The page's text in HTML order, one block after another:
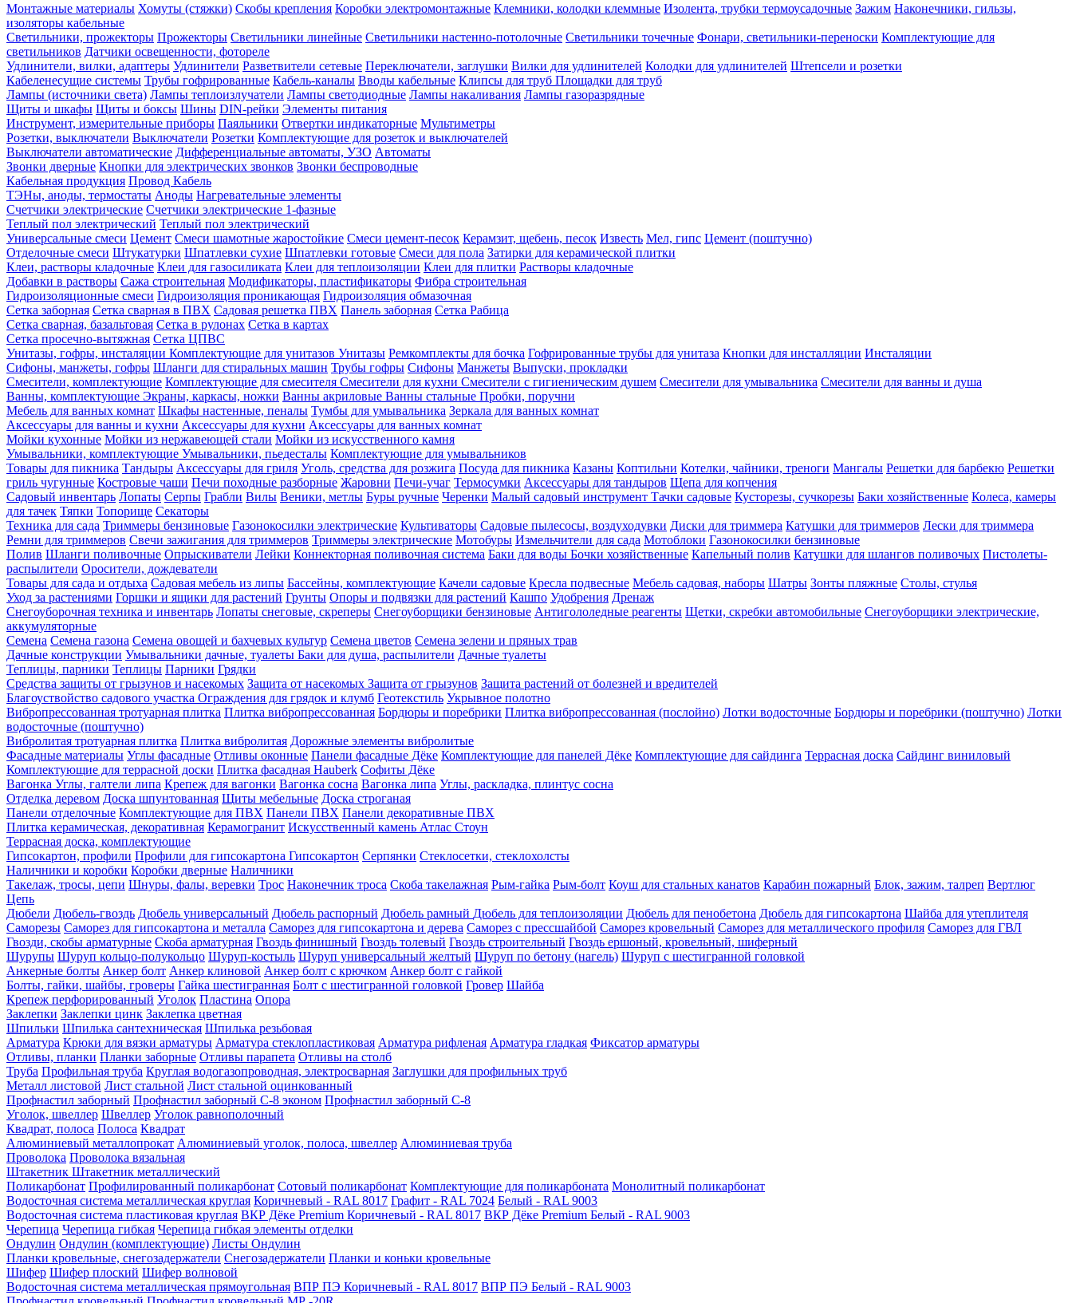
Монтажные материалы Хомуты (стяжки) Скобы крепления Коробки электромонтажные Клемники, колодки клеммные Изолента, трубки термоусадочные Зажим Наконечники, гильзы,
изоляторы кабельные
Светильники, прожекторы Прожекторы Светильники линейные Светильники настенно-потолочные Светильники точечные Фонари, светильники-переноски Комплектующие для
светильников Датчики освещенности, фотореле
Удлинители, вилки, адаптеры Удлинители Разветвители сетевые Переключатели, заглушки Вилки для удлинителей Колодки для удлинителей Штепсели и розетки
Кабеленесущие системы Трубы гофрированные Кабель-каналы Вводы кабельные Клипсы для труб Площадки для труб
Лампы (источники света) Лампы теплоизлучатели Лампы светодиодные Лампы накаливания Лампы газоразрядные
Щиты и шкафы Щиты и боксы Шины DIN-рейки Элементы питания
Инструмент, измерительные приборы Паяльники Отвертки индикаторные Мультиметры
Розетки, выключатели Выключатели Розетки Комплектующие для розеток и выключателей
Выключатели автоматические Дифференциальные автоматы, УЗО Автоматы
Звонки дверные Кнопки для электрических звонков Звонки беспроводные
Кабельная продукция Провод Кабель
ТЭНы, аноды, термостаты Аноды Нагревательные элементы
Счетчики электрические Счетчики электрические 1-фазные
Теплый пол электрический Теплый пол электрический
Универсальные смеси Цемент Смеси шамотные жаростойкие Смеси цемент-песок Керамзит, щебень, песок Известь Мел, гипс Цемент (поштучно)
Отделочные смеси Штукатурки Шпатлевки сухие Шпатлевки готовые Смеси для пола Затирки для керамической плитки
Клеи, растворы кладочные Клеи для газосиликата Клеи для теплоизоляции Клеи для плитки Растворы кладочные
Добавки в растворы Сажа строительная Модификаторы, пластификаторы Фибра строительная
Гидроизоляционные смеси Гидроизоляция проникающая Гидроизоляция обмазочная
Сетка заборная Сетка сварная в ПВХ Садовая решетка ПВХ Панель заборная Сетка Рабица
Сетка сварная, базальтовая Сетка в рулонах Сетка в картах
Сетка просечно-вытяжная Сетка ЦПВС
Унитазы, гофры, инсталяции Комплектующие для унитазов Унитазы Ремкомплекты для бочка Гофрированные трубы для унитаза Кнопки для инсталляции Инсталяции
Сифоны, манжеты, гофры Шланги для стиральных машин Трубы гофры Сифоны Манжеты Выпуски, прокладки
Смесители, комплектующие Комплектующие для смесителя Смесители для кухни Смесители с гигиеническим душем Смесители для умывальника Смесители для ванны и душа
Ванны, комплектующие Экраны, каркасы, ножки Ванны акриловые Ванны стальные Пробки, поручни
Мебель для ванных комнат Шкафы настенные, пеналы Тумбы для умывальника Зеркала для ванных комнат
Аксессуары для ванны и кухни Аксессуары для кухни Аксессуары для ванных комнат
Мойки кухонные Мойки из нержавеющей стали Мойки из искусственного камня
Умывальники, комплектующие Умывальники, пьедесталы Комплектующие для умывальников
Товары для пикника Тандыры Аксессуары для гриля Уголь, средства для розжига Посуда для пикника Казаны Коптильни Котелки, чайники, треноги Мангалы Решетки для барбекю Решетки
гриль чугунные Костровые чаши Печи походные разборные Жаровни Печи-учаг Термосумки Аксессуары для тандыров Щепа для копчения
Садовый инвентарь Лопаты Серпы Грабли Вилы Веники, метлы Буры ручные Черенки Малый садовый инструмент Тачки садовые Кусторезы, сучкорезы Баки хозяйственные Колеса, камеры
для тачек Тяпки Топорище Секаторы
Техника для сада Триммеры бензиновые Газонокосилки электрические Культиваторы Садовые пылесосы, воздуходувки Диски для триммера Катушки для триммеров Лески для триммера
Ремни для триммеров Свечи зажигания для триммеров Триммеры электрические Мотобуры Измельчители для сада Мотоблоки Газонокосилки бензиновые
Полив Шланги поливочные Опрыскиватели Лейки Коннекторная поливочная система Баки для воды Бочки хозяйственные Капельный полив Катушки для шлангов поливочых Пистолеты-
распылители Оросители, дождеватели
Товары для сада и отдыха Садовая мебель из липы Бассейны, комплектующие Качели садовые Кресла подвесные Мебель садовая, наборы Шатры Зонты пляжные Столы, стулья
Уход за растениями Горшки и ящики для растений Грунты Опоры и подвязки для растений Кашпо Удобрения Дренаж
Снегоуборочная техника и инвентарь Лопаты снеговые, скреперы Снегоуборщики бензиновые Антигололедные реагенты Щетки, скребки автомобильные Снегоуборщики электрические,
аккумуляторные
Семена Семена газона Семена овощей и бахчевых культур Семена цветов Семена зелени и пряных трав
Дачные конструкции Умывальники дачные, туалеты Баки для душа, распылители Дачные туалеты
Теплицы, парники Теплицы Парники Грядки
Средства защиты от грызунов и насекомых Защита от насекомых Защита от грызунов Защита растений от болезней и вредителей
Благоуствойство садового участка Ограждения для грядок и клумб Геотекстиль Укрывное полотно
Вибропрессованная тротуарная плитка Плитка вибропрессованная Бордюры и поребрики Плитка вибропрессованная (послойно) Лотки водосточные Бордюры и поребрики (поштучно) Лотки
водосточные (поштучно)
Вибролитая тротуарная плитка Плитка вибролитая Дорожные элементы вибролитые
Фасадные материалы Углы фасадные Отливы оконные Панели фасадные Дёке Комплектующие для панелей Дёке Комплектующие для сайдинга Террасная доска Сайдинг виниловый
Комплектующие для террасной доски Плитка фасадная Hauberk Софиты Дёке
Вагонка Углы, галтели липа Крепеж для вагонки Вагонка сосна Вагонка липа Углы, раскладка, плинтус сосна
Отделка деревом Доска шпунтованная Щиты мебельные Доска строганая
Панели отделочные Комплектующие для ПВХ Панели ПВХ Панели декоративные ПВХ
Плитка керамическая, декоративная Керамогранит Искусственный камень Атлас Стоун
Террасная доска, комплектующие
Гипсокартон, профили Профили для гипсокартона Гипсокартон Серпянки Стеклосетки, стеклохолсты
Наличники и коробки Коробки дверные Наличники
Такелаж, тросы, цепи Шнуры, фалы, веревки Трос Наконечник троса Скоба такелажная Рым-гайка Рым-болт Коуш для стальных канатов Карабин пожарный Блок, зажим, талреп Вертлюг
Цепь
Дюбели Дюбель-гвоздь Дюбель универсальный Дюбель распорный Дюбель рамный Дюбель для теплоизоляции Дюбель для пенобетона Дюбель для гипсокартона Шайба для утеплителя
Саморезы Саморез для гипсокартона и металла Саморез для гипсокартона и дерева Саморез с прессшайбой Саморез кровельный Саморез для металлического профиля Саморез для ГВЛ
Гвозди, скобы арматурные Скоба арматурная Гвоздь финишный Гвоздь толевый Гвоздь строительный Гвоздь ершоный, кровельный, шиферный
Шурупы Шуруп кольцо-полукольцо Шуруп-костыль Шуруп универсальный желтый Шуруп по бетону (нагель) Шуруп с шестигранной головкой
Анкерные болты Анкер болт Анкер клиновой Анкер болт с крючком Анкер болт с гайкой
Болты, гайки, шайбы, гроверы Гайка шестигранная Болт c шестигранной головкой Гровер Шайба
Крепеж перфорированный Уголок Пластина Опора
Заклепки Заклепки цинк Заклепка цветная
Шпильки Шпилька сантехническая Шпилька резьбовая
Арматура Крюки для вязки арматуры Арматура стеклопластиковая Арматура рифленая Арматура гладкая Фиксатор арматуры
Отливы, планки Планки заборные Отливы парапета Отливы на столб
Труба Профильная труба Круглая водогазопроводная, электросварная Заглушки для профильных труб
Металл листовой Лист стальной Лист стальной оцинкованный
Профнастил заборный Профнастил заборный С-8 эконом Профнастил заборный С-8
Уголок, швеллер Швеллер Уголок равнополочный
Квадрат, полоса Полоса Квадрат
Алюминиевый металлопрокат Алюминиевый уголок, полоса, швеллер Алюминиевая труба
Проволока Проволока вязальная
Штакетник Штакетник металлический
Поликарбонат Профилированный поликарбонат Сотовый поликарбонат Комплектующие для поликарбоната Монолитный поликарбонат
Водосточная система металлическая круглая Коричневый - RAL 8017 Графит - RAL 7024 Белый - RAL 9003
Водосточная система пластиковая круглая ВКР Дёке Premium Коричневый - RAL 8017 ВКР Дёке Premium Белый - RAL 9003
Черепица Черепица гибкая Черепица гибкая элементы отделки
Ондулин Ондулин (комплектующие) Листы Ондулин
Планки кровельные, снегозадержатели Снегозадержатели Планки и коньки кровельные
Шифер Шифер плоский Шифер волновой
Водосточная система металлическая прямоугольная ВПР ПЭ Коричневый - RAL 8017 ВПР ПЭ Белый - RAL 9003